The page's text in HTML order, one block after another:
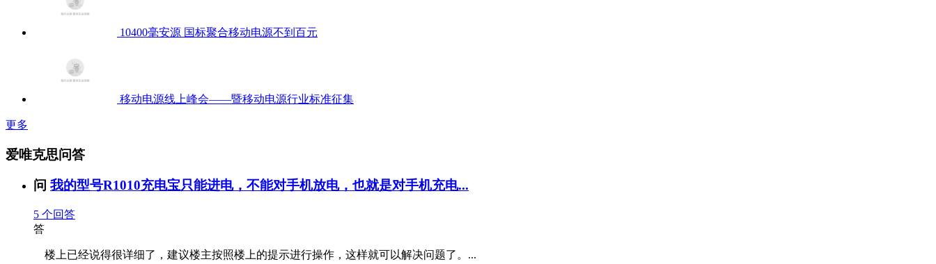
10400毫安源 国标聚合移动电源不到百元
移动电源线上峰会——暨移动电源行业标准征集
更多
爱唯克思问答
问 我的型号R1010充电宝只能进电，不能对手机放电，也就是对手机充电...
5 个回答
答
楼上已经说得很详细了，建议楼主按照楼上的提示进行操作，这样就可以解决问题了。...